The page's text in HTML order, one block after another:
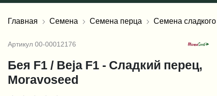
Главная Семена Семена перца Семена
Артикул 00-00012176
Бея F1 / Beja F1 - Сладкий перец,
Moravoseed